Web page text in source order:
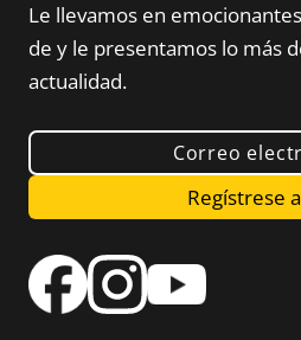
Le llevamos en
de y le presentamos lo más
actualidad.
Correo
Regístrese